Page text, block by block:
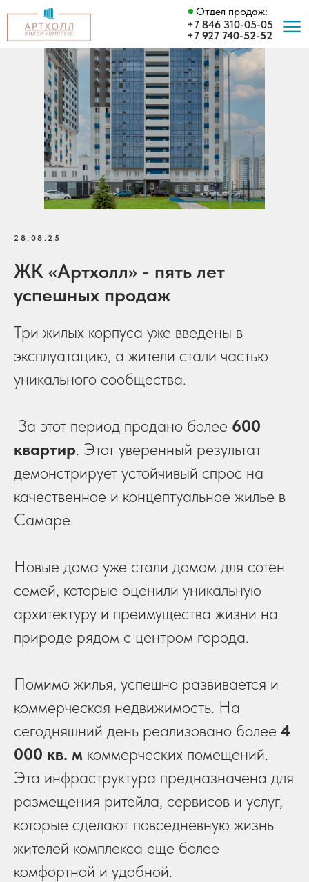
Отдел продаж:
+7 846 310-05-05
+7 927 740-52-52
28.08.25
ЖК «Артхолл» - пять лет
успешных продаж
Три жилых корпуса уже введены в
эксплуатацию, а жители стали частью
уникального сообщества.
За этот период продано более 600
квартир. Этот уверенный результат
демонстрирует устойчивый спрос на
качественное и концептуальное жилье в
Самаре.
Новые дома уже стали домом для сотен
семей, которые оценили уникальную
архитектуру и преимущества жизни на
природе рядом с центром города.
Помимо жилья, успешно развивается и
коммерческая недвижимость. На
сегодняшний день реализовано более 4
000 кв. м коммерческих помещений.
Эта инфраструктура предназначена для
размещения ритейла, сервисов и услуг,
которые сделают повседневную жизнь
жителей комплекса еще более
комфортной и удобной.